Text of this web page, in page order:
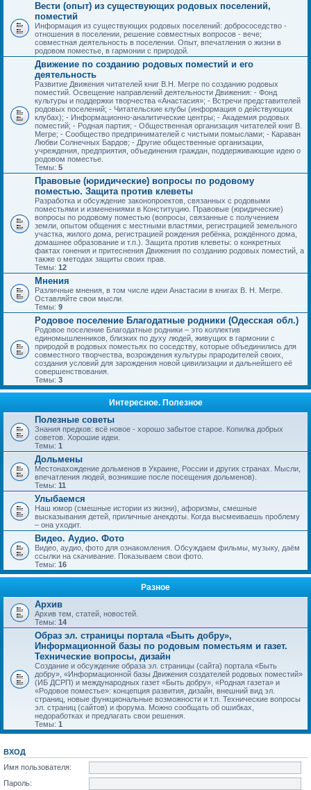
Вести (опыт) из существующих родовых поселений,
поместий
Информация из существующих родовых поселений: добрососедство -
отношения в поселении, решение совместных вопросов - вече;
совместная деятельность в поселении. Опыт, впечатления о жизни в
родовом поместье, в гармонии с природой.
Движение по созданию родовых поместий и его
деятельность
Развитие Движения читателей книг В.Н. Мегре по созданию родовых
поместий. Освещение направлений деятельности Движения: - Фонд
культуры и поддержки творчества «Анастасия»; - Встречи представителей
родовых поселений; - Читательские клубы (информация о действующих
клубах); - Информационно-аналитические центры; - Академия родовых
поместий; - Родная партия; - Общественная организация читателей книг В.
Мегре; - Сообщество предпринимателей с чистыми помыслами; - Караван
Любви Солнечных Бардов; - Другие общественные организации,
учреждения, предприятия, объединения граждан, поддерживающие идею о
родовом поместье.
Темы: 5
Правовые (юридические) вопросы по родовому
поместью. Защита против клеветы
Разработка и обсуждение законопроектов, связанных с родовыми
поместьями и изменениями в Конституцию. Правовые (юридические)
вопросы по родовому поместью (вопросы, связанные с получением
земли, опытом общения с местными властями, регистрацией земельного
участка, жилого дома, регистрацией рождения ребёнка, рождённого дома,
домашнее образование и т.п.). Защита против клеветы: о конкретных
фактах гонения и притеснения Движения по созданию родовых поместий, а
также о методах защиты своих прав.
Темы: 12
Мнения
Различные мнения, в том числе идеи Анастасии в книгах В. Н. Мегре.
Оставляйте свои мысли.
Темы: 9
Родовое поселение Благодатные родники (Одесская обл.)
Родовое поселение Благодатные родники – это коллектив
единомышленников, близких по духу людей, живущих в гармонии с
природой в родовых поместьях по соседству, которые объединились для
совместного творчества, возрождения культуры прародителей своих,
создания условий для зарождения новой цивилизации и дальнейшего её
совершенствования.
Темы: 3
Интересное. Полезное
Полезные советы
Знания предков: всё новое - хорошо забытое старое. Копилка добрых
советов. Хорошие идеи.
Темы: 1
Дольмены
Местонахождение дольменов в Украине, России и других странах. Мысли,
впечатления людей, возникшие после посещения дольменов).
Темы: 11
Улыбаемся
Наш юмор (смешные истории из жизни), афоризмы, смешные
высказывания детей, приличные анекдоты. Когда высмеиваешь проблему
– она уходит.
Видео. Аудио. Фото
Видео, аудио, фото для ознакомления. Обсуждаем фильмы, музыку, даём
ссылки на скачивание. Показываем свои фото.
Темы: 16
Разное
Архив
Архив тем, статей, новостей.
Темы: 14
Образ эл. страницы портала «Быть добру»,
Информационной базы по родовым поместьям и газет.
Технические вопросы, дизайн
Создание и обсуждение образа эл. страницы (сайта) портала «Быть
добру», «Информационной базы Движения создателей родовых поместий»
(ИБ ДСРП) и международных газет «Быть добру», «Родная газета» и
«Родовое поместье»: концепция развития, дизайн, внешний вид эл.
страниц, новые функциональные возможности и т.п. Технические вопросы
эл. страниц (сайтов) и форума. Можно сообщать об ошибках,
недоработках и предлагать свои решения.
Темы: 1
ВХОД
Имя пользователя:
Пароль: